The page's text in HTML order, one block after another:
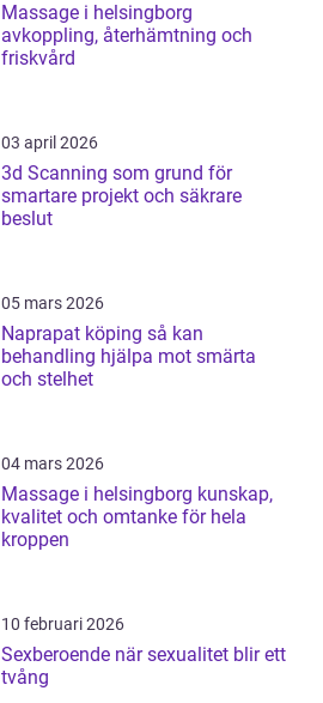
Massage i helsingborg
avkoppling, återhämtning och
friskvård
03 april 2026
3d Scanning som grund för
smartare projekt och säkrare
beslut
05 mars 2026
Naprapat köping så kan
behandling hjälpa mot smärta
och stelhet
04 mars 2026
Massage i helsingborg kunskap,
kvalitet och omtanke för hela
kroppen
10 februari 2026
Sexberoende när sexualitet blir ett
tvång